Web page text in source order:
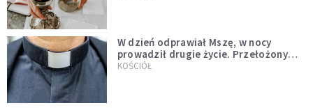
W dzień odprawiał Mszę, w nocy
prowadził drugie życie. Przełożony
kazał mu opuścić zakon
KOŚCIÓŁ